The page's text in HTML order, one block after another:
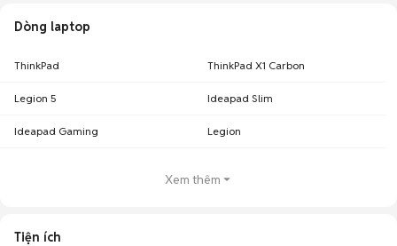
Dòng laptop
ThinkPad ThinkPad X1 Carbon
Legion 5 Ideapad Slim
Ideapad Gaming Legion
Xem thêm
Tiện ích